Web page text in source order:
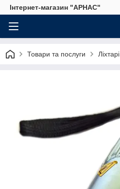
Інтернет-магазин "АРНАС"
Товари та послуги Ліхтарі